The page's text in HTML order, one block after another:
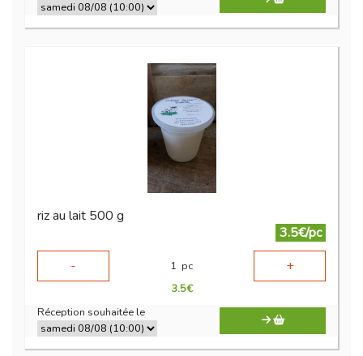
riz au lait 500 g
3.5€/pc
-
1 pc +
3.5€
Réception souhaitée le